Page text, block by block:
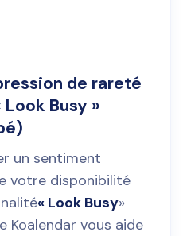
de rareté
Busy »
un sentiment
votre disponibilité
« Look Busy»
Koalendar vous aide